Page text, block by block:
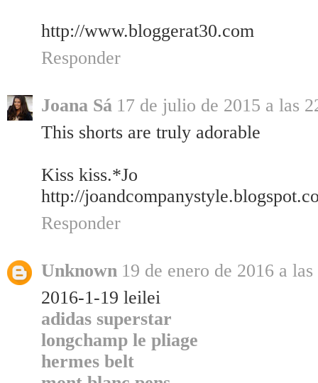
http://www.bloggerat30.com
Responder
Joana Sá 17 de julio de 2015 a las
This shorts are truly adorable
Kiss kiss.*Jo
http://
Responder
Unknown 19 de enero de 2016 a
2016-1-19 leilei
adidas superstar
longchamp le pliage
hermes belt